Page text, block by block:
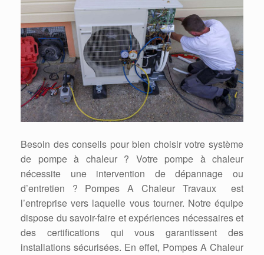
Besoin des conseils pour bien choisir votre système
de pompe à chaleur ? Votre pompe à chaleur
nécessite une intervention de dépannage ou
d’entretien ? Pompes A Chaleur Travaux est
l’entreprise vers laquelle vous tourner. Notre équipe
dispose du savoir-faire et expériences nécessaires et
des certifications qui vous garantissent des
installations sécurisées. En effet, Pompes A Chaleur